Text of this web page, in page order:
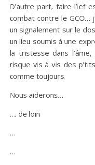
D’autre part, faire l’ief
combat contre le GCO…
un signalement sur le
un lieu soumis à une
la tristesse dans
risque vis à vis des
comme toujours.
Nous aiderons…
…. de loin
…
…